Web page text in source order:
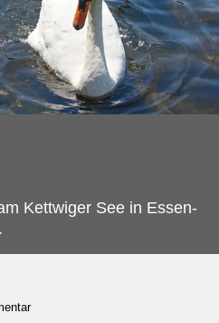
Kettwiger See in Essen-